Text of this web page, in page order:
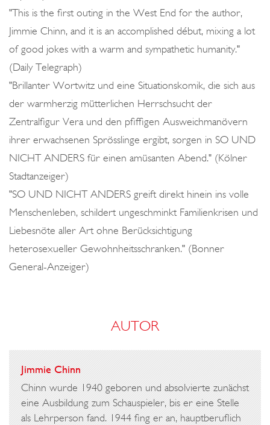
"This is the first outing in the West End for the author,
Jimmie Chinn, and it is an accomplished début, mixing a lot
of good jokes with a warm and sympathetic humanity."
(Daily Telegraph)
"Brillanter Wortwitz und eine Situationskomik, die sich aus
der warmherzig mütterlichen Herrschsucht der
Zentralfigur Vera und den pfiffigen Ausweichmanövern
ihrer erwachsenen Sprösslinge ergibt, sorgen in SO UND
NICHT ANDERS für einen amüsanten Abend." (Kölner
Stadtanzeiger)
"SO UND NICHT ANDERS greift direkt hinein ins volle
Menschenleben, schildert ungeschminkt Familienkrisen und
Liebesnöte aller Art ohne Berücksichtigung
heterosexueller Gewohnheitsschranken." (Bonner
General-Anzeiger)
AUTOR
Jimmie Chinn
Chinn wurde 1940 geboren und absolvierte zunächst
eine Ausbildung zum Schauspieler, bis er eine Stelle
als Lehrperson fand. 1944 fing er an, hauptberuflich